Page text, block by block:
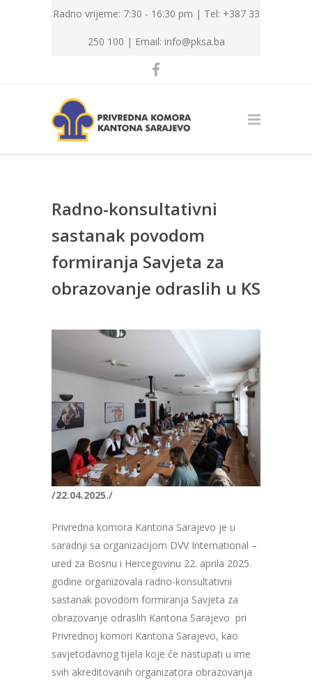
Radno vrijeme: 7:30 - 16:30 pm | Tel: +387 33
250 100 | Email: info@pksa.ba
Radno-konsultativni
sastanak povodom
formiranja Savjeta za
obrazovanje odraslih u KS
/22.04.2025./
Privredna komora Kantona Sarajevo je u
saradnji sa organizacijom DVV International –
ured za Bosnu i Hercegovinu 22. aprila 2025.
godine organizovala radno-konsultativni
sastanak povodom formiranja Savjeta za
obrazovanje odraslih Kantona Sarajevo pri
Privrednoj komori Kantona Sarajevo, kao
savjetodavnog tijela koje će nastupati u ime
svih akreditovanih organizatora obrazovanja